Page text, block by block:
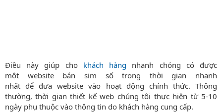
Điều này giúp cho khách hàng nhanh chóng có được
một website bán sim số trong thời gian nhanh
nhất để đưa website vào hoạt động chính thức. Thông
thường, thời gian thiết kế web chúng tôi thực hiện từ 5-10
ngày phụ thuộc vào thông tin do khách hàng cung cấp.